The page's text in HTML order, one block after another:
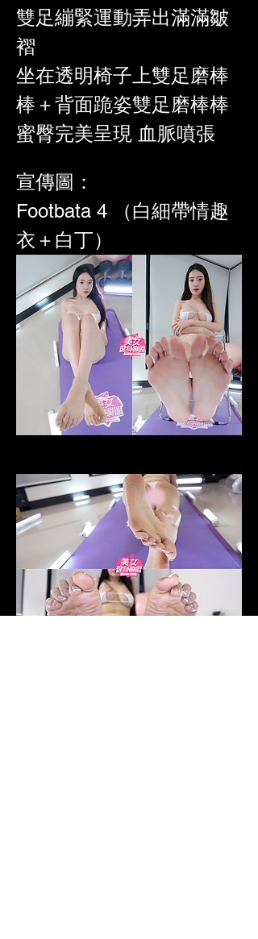
雙足繃緊運動弄出滿滿皺
褶
坐在透明椅子上雙足磨棒
棒＋背面跪姿雙足磨棒棒
蜜臀完美呈現 血脈噴張
宣傳圖：
Footbata 4 （白細帶情趣
衣＋白丁）